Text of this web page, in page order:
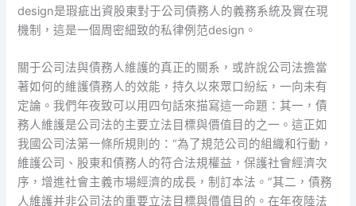
design是瑕疵出資股東對于公司債務人的義務系統及實在現
機制，這是一個周密細致的私律例范design。
關于公司法與債務人維護的真正的關系，或許說公司法擔當
著如何的維護債務人的效能，持久以來眾口紛紜，一向未有
定論。我們年夜致可以用四句話來描寫這一命題：其一，債
務人維護是公司法的主要立法目標與價值目的之一。這正如
我國公司法第一條所規則的：“為了規范公司的組織和行動，
維護公司、股東和債務人的符合法規權益，保護社會經濟次
序，增進社會主義市場經濟的成長，制訂本法。”其二，債務
人維護并非公司法的重要立法目標與價值目的。在年夜陸法